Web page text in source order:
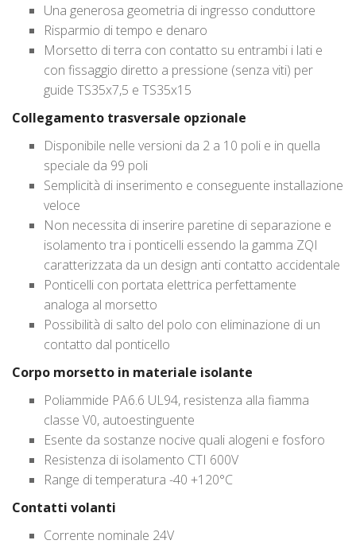
Una generosa geometria di ingresso conduttore
Risparmio di tempo e denaro
Morsetto di terra con contatto su entrambi i lati e
con fissaggio diretto a pressione (senza viti) per
guide TS35x7,5 e TS35x15
Collegamento trasversale opzionale
Disponibile nelle versioni da 2 a 10 poli e in quella
speciale da 99 poli
Semplicità di inserimento e conseguente installazione
veloce
Non necessita di inserire paretine di separazione e
isolamento tra i ponticelli essendo la gamma ZQI
caratterizzata da un design anti contatto accidentale
Ponticelli con portata elettrica perfettamente
analoga al morsetto
Possibilità di salto del polo con eliminazione di un
contatto dal ponticello
Corpo morsetto in materiale isolante
Poliammide PA6.6 UL94, resistenza alla fiamma
classe V0, autoestinguente
Esente da sostanze nocive quali alogeni e fosforo
Resistenza di isolamento CTI 600V
Range di temperatura -40 +120°C
Contatti volanti
Corrente nominale 24V